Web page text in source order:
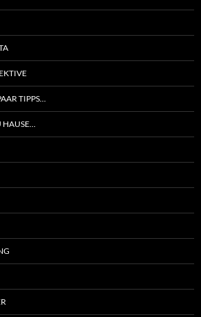
TIPPS…
HAUSE…